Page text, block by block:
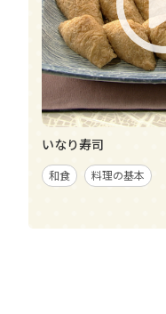
いなり寿司
和食 料理の基本